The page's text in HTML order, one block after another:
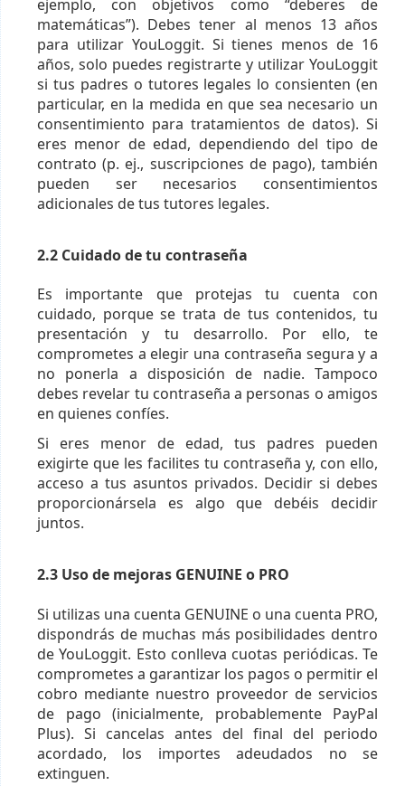
ejemplo, con objetivos como “deberes de
matemáticas”). Debes tener al menos 13 años
para utilizar YouLoggit. Si tienes menos de 16
años, solo puedes registrarte y utilizar YouLoggit
si tus padres o tutores legales lo consienten (en
particular, en la medida en que sea necesario un
consentimiento para tratamientos de datos). Si
eres menor de edad, dependiendo del tipo de
contrato (p. ej., suscripciones de pago), también
pueden ser necesarios consentimientos
adicionales de tus tutores legales.
2.2 Cuidado de tu contraseña
Es importante que protejas tu cuenta con
cuidado, porque se trata de tus contenidos, tu
presentación y tu desarrollo. Por ello, te
comprometes a elegir una contraseña segura y a
no ponerla a disposición de nadie. Tampoco
debes revelar tu contraseña a personas o amigos
en quienes confíes.
Si eres menor de edad, tus padres pueden
exigirte que les facilites tu contraseña y, con ello,
acceso a tus asuntos privados. Decidir si debes
proporcionársela es algo que debéis decidir
juntos.
2.3 Uso de mejoras GENUINE o PRO
Si utilizas una cuenta GENUINE o una cuenta PRO,
dispondrás de muchas más posibilidades dentro
de YouLoggit. Esto conlleva cuotas periódicas. Te
comprometes a garantizar los pagos o permitir el
cobro mediante nuestro proveedor de servicios
de pago (inicialmente, probablemente PayPal
Plus). Si cancelas antes del final del periodo
acordado, los importes adeudados no se
extinguen.